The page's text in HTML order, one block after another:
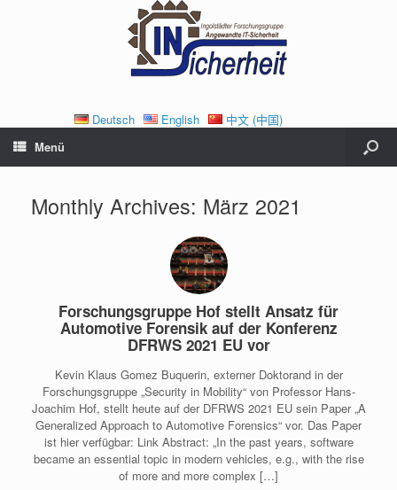
Deutsch English
中文 (中国)
Menü
Monthly Archives: März 2021
Forschungsgruppe Hof stellt Ansatz für
Automotive Forensik auf der Konferenz
DFRWS 2021 EU vor
Kevin Klaus Gomez Buquerin, externer Doktorand in der
Forschungsgruppe „Security in Mobility“ von Professor Hans-
Joachim Hof, stellt heute auf der DFRWS 2021 EU sein Paper „A
Generalized Approach to Automotive Forensics“ vor. Das Paper
ist hier verfügbar: Link Abstract: „In the past years, software
became an essential topic in modern vehicles, e.g., with the rise
of more and more complex […]